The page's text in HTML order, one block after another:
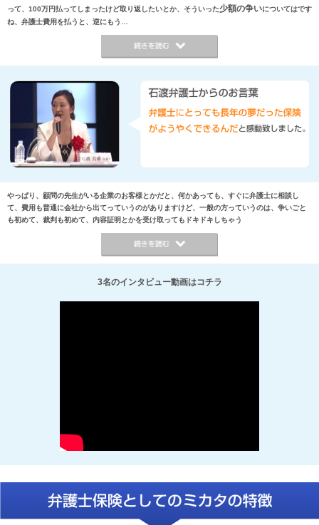
って、100万円払ってしまったけど取り返したいとか、そういった少額の争いについてはです
ね、弁護士費用を払うと、逆にもう…
やっぱり、顧問の先生がいる企業のお客様とかだと、何かあっても、すぐに弁護士に相談し
て、費用も普通に会社から出てっていうのがありますけど、一般の方っていうのは、争いごと
も初めて、裁判も初めて、内容証明とかを受け取ってもドキドキしちゃう
3名のインタビュー動画はコチラ